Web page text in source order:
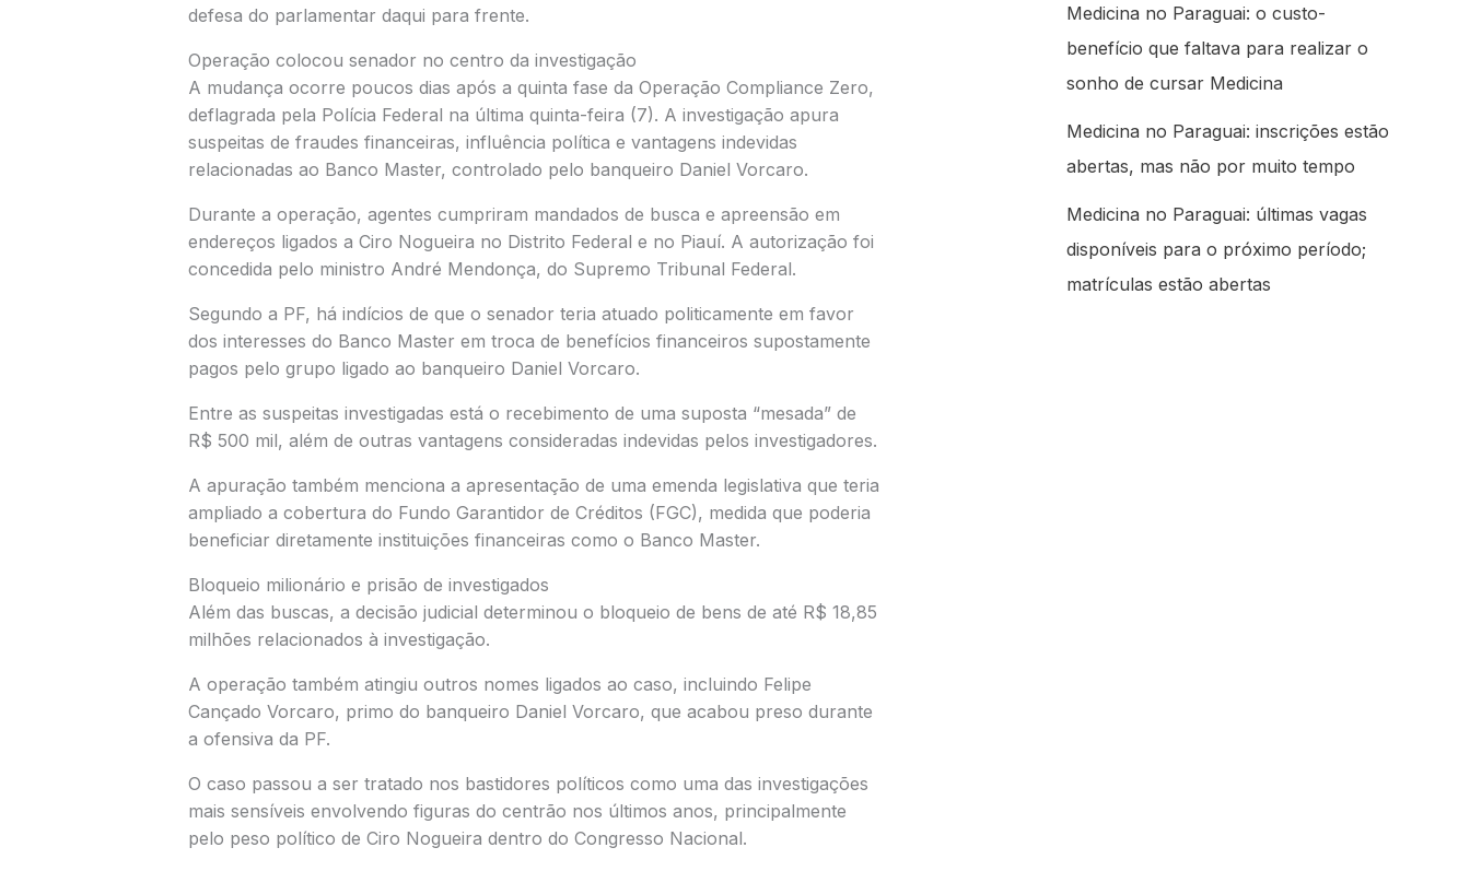
defesa do parlamentar daqui para frente.
Operação colocou senador no centro da investigação
A mudança ocorre poucos dias após a quinta fase da Operação Compliance Zero,
deflagrada pela Polícia Federal na última quinta-feira (7). A investigação apura
suspeitas de fraudes financeiras, influência política e vantagens indevidas
relacionadas ao Banco Master, controlado pelo banqueiro Daniel Vorcaro.
Durante a operação, agentes cumpriram mandados de busca e apreensão em
endereços ligados a Ciro Nogueira no Distrito Federal e no Piauí. A autorização foi
concedida pelo ministro André Mendonça, do Supremo Tribunal Federal.
Segundo a PF, há indícios de que o senador teria atuado politicamente em favor
dos interesses do Banco Master em troca de benefícios financeiros supostamente
pagos pelo grupo ligado ao banqueiro Daniel Vorcaro.
Entre as suspeitas investigadas está o recebimento de uma suposta “mesada” de
R$ 500 mil, além de outras vantagens consideradas indevidas pelos investigadores.
A apuração também menciona a apresentação de uma emenda legislativa que teria
ampliado a cobertura do Fundo Garantidor de Créditos (FGC), medida que poderia
beneficiar diretamente instituições financeiras como o Banco Master.
Bloqueio milionário e prisão de investigados
Além das buscas, a decisão judicial determinou o bloqueio de bens de até R$ 18,85
milhões relacionados à investigação.
A operação também atingiu outros nomes ligados ao caso, incluindo Felipe
Cançado Vorcaro, primo do banqueiro Daniel Vorcaro, que acabou preso durante
a ofensiva da PF.
O caso passou a ser tratado nos bastidores políticos como uma das investigações
mais sensíveis envolvendo figuras do centrão nos últimos anos, principalmente
pelo peso político de Ciro Nogueira dentro do Congresso Nacional.
Medicina no Paraguai: o custo-
benefício que faltava para realizar o
sonho de cursar Medicina
Medicina no Paraguai: inscrições estão
abertas, mas não por muito tempo
Medicina no Paraguai: últimas vagas
disponíveis para o próximo período;
matrículas estão abertas